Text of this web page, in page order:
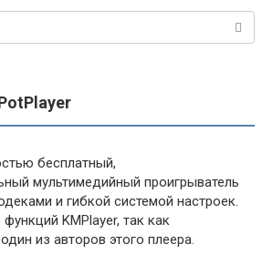
бесплатный,
мультимедийный проигрыватель
и гибкой системой настроек.
KMPlayer, так как
из авторов этого плеера.